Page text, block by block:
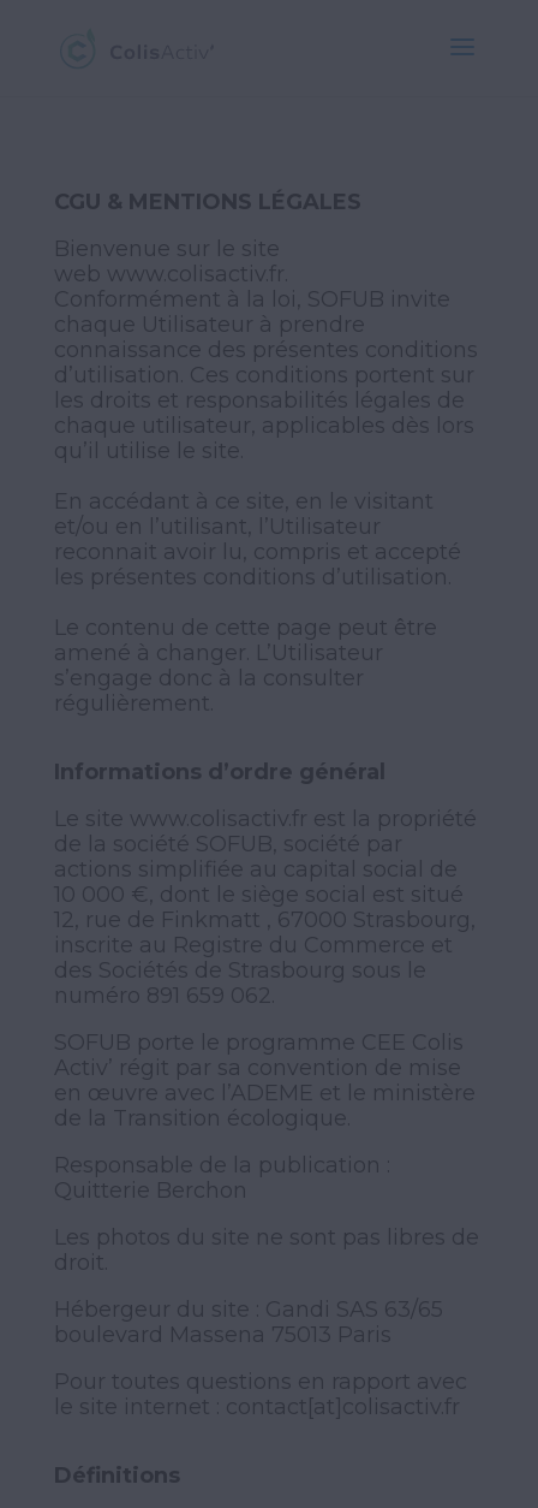
CGU & MENTIONS LÉGALES
Bienvenue sur le site
web www.colisactiv.fr
Conformément à la loi, SOFUB invite
chaque Utilisateur à prendre
connaissance des présentes conditions
d’utilisation. Ces conditions portent sur
les droits et responsabilités légales de
chaque utilisateur, applicables dès lors
qu’il utilise le site.
En accédant à ce site, en le visitant
et/ou en l’utilisant, l’Utilisateur
reconnait avoir lu, compris et accepté
les présentes conditions d’utilisation.
Le contenu de cette page peut être
amené à changer. L’Utilisateur
s’engage donc à la consulter
régulièrement.
Informations d’ordre général
Le site www.colisactiv.fr est la propriété
de la société SOFUB, société par
actions simplifiée au capital social de
10 000 €, dont le siège social est situé
12, rue de Finkmatt , 67000 Strasbourg,
inscrite au Registre du Commerce et
des Sociétés de Strasbourg sous le
numéro 891 659 062.
SOFUB porte le programme CEE Colis
Activ’ régit par sa convention de mise
en œuvre avec l’ADEME et le ministère
de la Transition écologique.
Responsable de la publication :
Quitterie Berchon
Les photos du site ne sont pas libres de
droit.
Hébergeur du site : Gandi SAS 63/65
boulevard Massena 75013 Paris
Pour toutes questions en rapport avec
le site internet : contact[at]colisactiv.fr
Définitions